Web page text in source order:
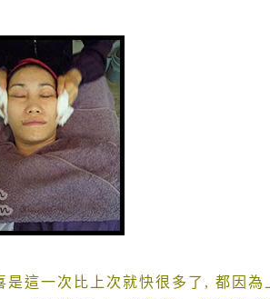
是這一次比上次就快很多了 , 都因為